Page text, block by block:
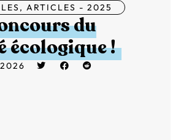
, ARTICLES - 2025
du
écologique !